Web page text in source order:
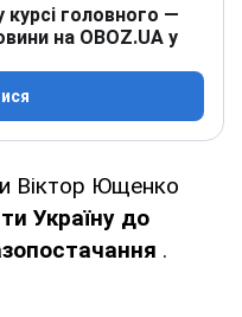
головного —
на OBOZ.UA у
Віктор Ющенко
Україну до
.